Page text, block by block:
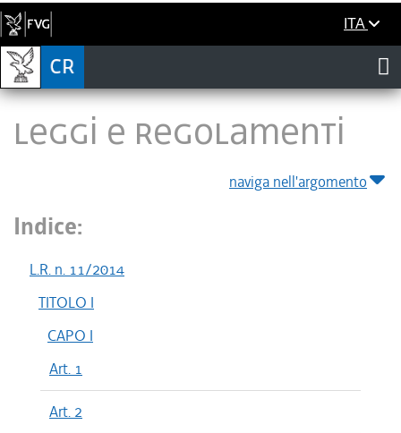
ITA
LEGGI E REGOLAMENTI
naviga nell'argomento
Indice:
L.R. n. 11/2014
TITOLO I
CAPO I
Art. 1
Art. 2